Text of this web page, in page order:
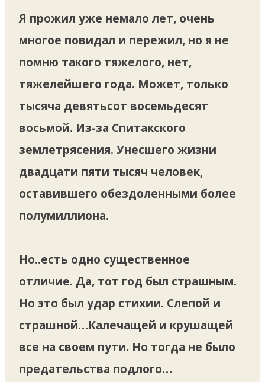
Я прожил уже немало лет, очень
многое повидал и пережил, но я не
помню такого тяжелого, нет,
тяжелейшего года. Может, только
тысяча девятьсот восемьдесят
восьмой. Из-за Спитакского
землетрясения. Унесшего жизни
двадцати пяти тысяч человек,
оставившего обездоленными более
полумиллиона.
Но..есть одно существенное
отличие. Да, тот год был страшным.
Но это был удар стихии. Слепой и
страшной…Калечащей и крушащей
все на своем пути. Но тогда не было
предательства подлого…